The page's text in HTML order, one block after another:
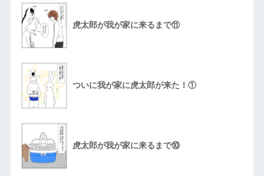
虎太郎が我が家に来るまで⑪
ついに我が家に虎太郎が来た！①
虎太郎が我が家に来るまで⑩